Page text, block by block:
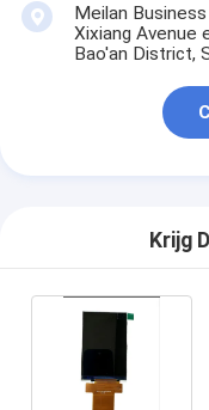
Meilan
Xixiang Avenue
Bao'an District,
Krijg